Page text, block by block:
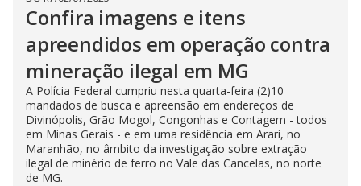
Confira imagens e itens
apreendidos em operação contra
mineração ilegal em MG
A Polícia Federal cumpriu nesta quarta-feira (2)10
mandados de busca e apreensão em endereços de
Divinópolis, Grão Mogol, Congonhas e Contagem - todos
em Minas Gerais - e em uma residência em Arari, no
Maranhão, no âmbito da investigação sobre extração
ilegal de minério de ferro no Vale das Cancelas, no norte
de MG.